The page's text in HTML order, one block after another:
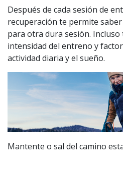
Después de cada sesión de
recuperación te permite
para otra dura sesión. Incluso
intensidad del entreno y
actividad diaria y el sueño.
Mantente o sal del camino